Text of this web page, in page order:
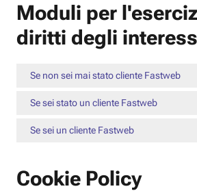
Moduli per
diritti degli
Se non sei mai stato cliente Fastweb
Se sei stato un cliente Fastweb
Se sei un cliente Fastweb
Cookie Policy